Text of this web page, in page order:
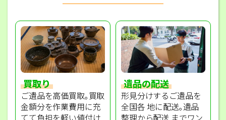
買取り
ご遺品を高価買取｡買取
金額分を作業費用に充
てて負担を軽い値付け
遺品の配送
形見分けするご遺品を
全国各 地に配送｡遺品
整理から配送 までワン